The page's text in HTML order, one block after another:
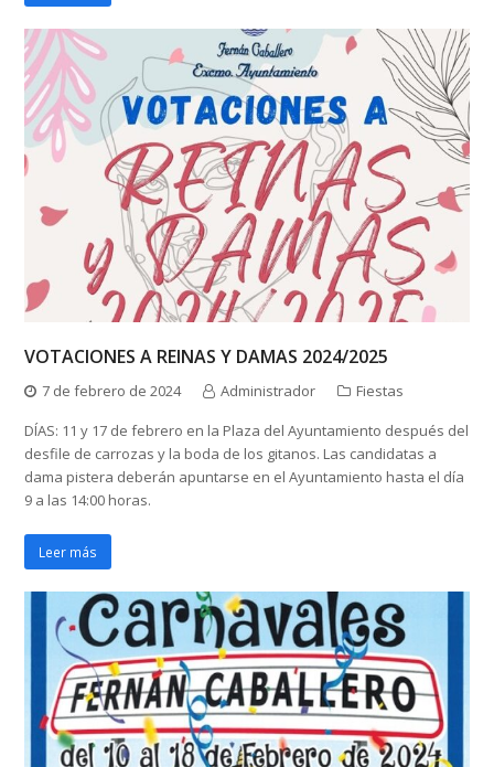
VOTACIONES A REINAS Y DAMAS 2024/2025
7 de febrero de 2024 Administrador
Fiestas
DÍAS: 11 y 17 de febrero en la Plaza del Ayuntamiento después del
desfile de carrozas y la boda de los gitanos. Las candidatas a
dama pistera deberán apuntarse en el Ayuntamiento hasta el día
9 a las 14:00 horas.
Leer más